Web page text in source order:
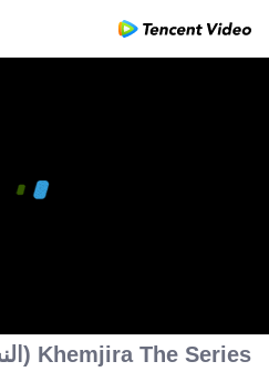
Khemjira The Series (النسخة غير المقطوعة)